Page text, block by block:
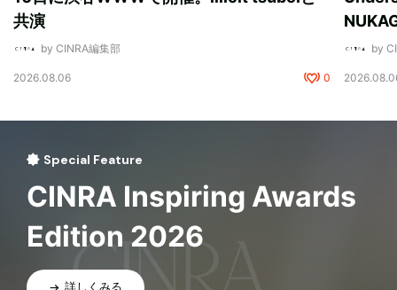
共演
by CINRA編集部
2026.08.06 0
by
Special Feature
CINRA Inspiring Awards
Edition 2026
詳しくみる